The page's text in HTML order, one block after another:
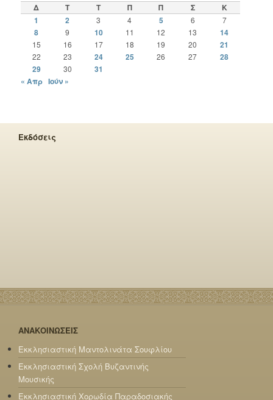
Δ Τ Τ Π Π Σ
Κ
1
2 3 4 5 6 7
8 9 10 11 12 13 14
15 16 17 18 19 20 21
22 23 24 25 26 27
28
29
30
31
« Απρ Ιούν »
Εκδόσεις
ΑΝΑΚΟΙΝΩΣΕΙΣ
Εκκλησιαστική Μαντολινάτα Σουφλίου
Εκκλησιαστική Σχολή Βυζαντινής
Μουσικής
Εκκλησιαστική Χορωδία Παραδοσιακής